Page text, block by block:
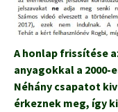
A honlap frissítése
anyagokkal a 2000-
Néhány csapatot
érkeznek meg, így